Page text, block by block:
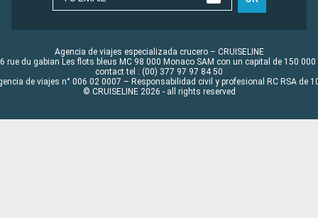
Agencia de viajes especializada crucero – CRUISELINE
rue du gabian Les flots bleus MC 98 000 Monaco SAM con un capital de 150 000
contact tel : (00) 377 97 97 84 50
de viajes n° 006 02 0007 – Responsabilidad civil y profesional RC RSA de
© CRUISELINE 2026 - all rights reserved